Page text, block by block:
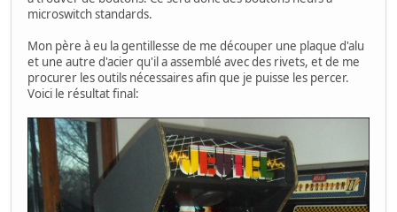
microswitch standards.
Mon père à eu la gentillesse de me découper une plaque d'alu
et une autre d'acier qu'il a assemblé avec des rivets, et de me
procurer les outils nécessaires afin que je puisse les percer.
Voici le résultat final: